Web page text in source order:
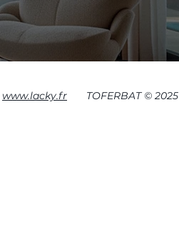
www.lacky.fr TOFERBAT © 2025